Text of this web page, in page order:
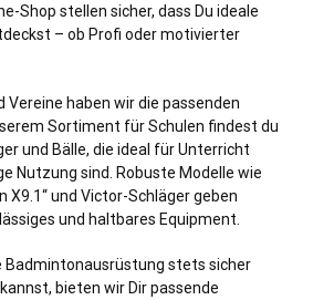
Shop stellen sicher, dass Du ideale
– ob Profi oder motivierter
Vereine haben wir die passenden
Sortiment für Schulen findest du
und Bälle, die ideal für Unterricht
Nutzung sind. Robuste Modelle wie
X9.1“ und Victor-Schläger geben
und haltbares Equipment.
Badmintonausrüstung stets sicher
bieten wir Dir passende